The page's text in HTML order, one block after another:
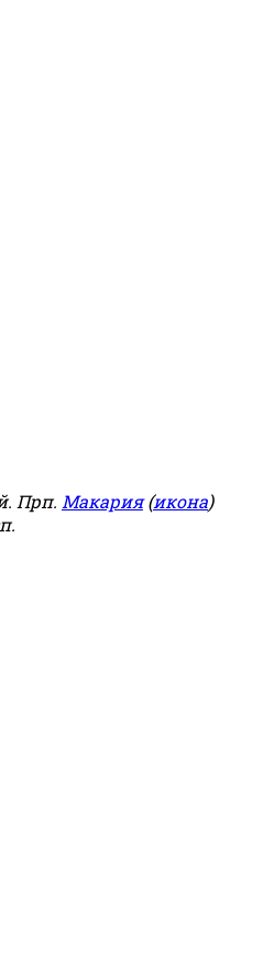
Прп. Макария(икона)